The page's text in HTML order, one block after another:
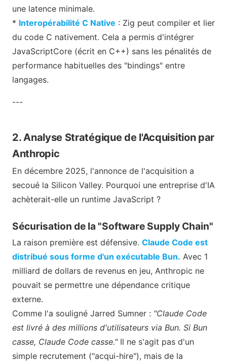
une latence minimale.
* Interopérabilité C Native : Zig peut compiler et lier
du code C nativement. Cela a permis d'intégrer
JavaScriptCore (écrit en C++) sans les pénalités de
performance habituelles des "bindings" entre
langages.
---
2. Analyse Stratégique de l'Acquisition par
Anthropic
En décembre 2025, l'annonce de l'acquisition a
secoué la Silicon Valley. Pourquoi une entreprise d'IA
achèterait-elle un runtime JavaScript ?
Sécurisation de la "Software Supply Chain"
La raison première est défensive. Claude Code est
distribué sous forme d'un exécutable Bun. Avec 1
milliard de dollars de revenus en jeu, Anthropic ne
pouvait se permettre une dépendance critique
externe.
Comme l'a souligné Jarred Sumner : "Claude Code
est livré à des millions d'utilisateurs via Bun. Si Bun
casse, Claude Code casse."Il ne s'agit pas d'un
simple recrutement ("acqui-hire"), mais de la